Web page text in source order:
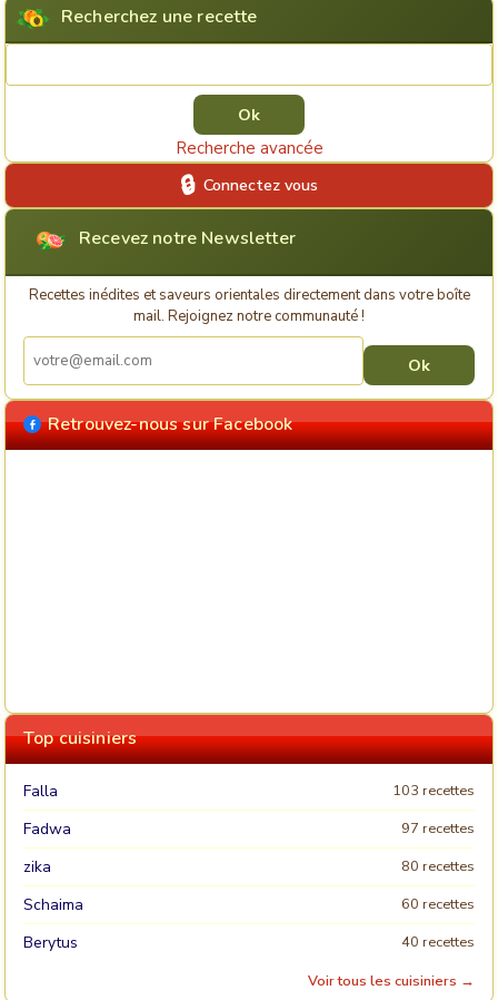
Recherchez une recette
Recherche avancée
Connectez vous
Recevez notre Newsletter
Recettes inédites et saveurs orientales directement dans votre boîte
mail. Rejoignez notre communauté !
Retrouvez-nous sur Facebook
Top cuisiniers
Falla 103 recettes
Fadwa 97 recettes
zika 80 recettes
Schaima 60 recettes
Berytus
40 recettes
Voir tous les cuisiniers →